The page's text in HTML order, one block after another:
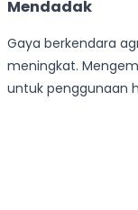
Mendadak
Gaya berkendara
meningkat.
untuk penggunaan